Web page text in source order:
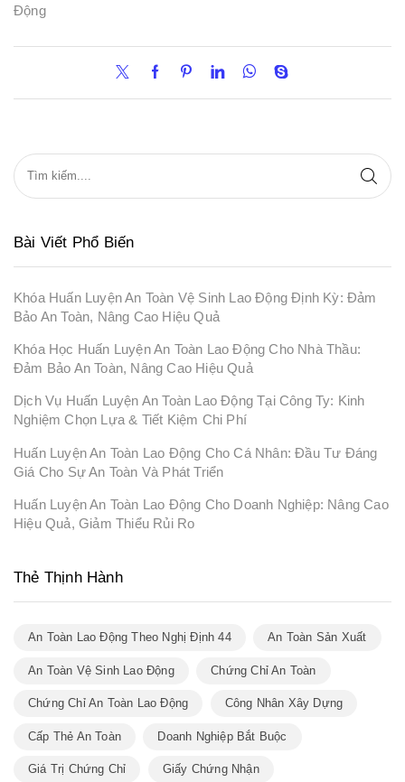
Động
Bài Viết Phổ Biến
Khóa Huấn Luyện An Toàn Vệ Sinh Lao Động Định Kỳ: Đảm
Bảo An Toàn, Nâng Cao Hiệu Quả
Khóa Học Huấn Luyện An Toàn Lao Động Cho Nhà Thầu:
Đảm Bảo An Toàn, Nâng Cao Hiệu Quả
Dịch Vụ Huấn Luyện An Toàn Lao Động Tại Công Ty: Kinh
Nghiệm Chọn Lựa & Tiết Kiệm Chi Phí
Huấn Luyện An Toàn Lao Động Cho Cá Nhân: Đầu Tư Đáng
Giá Cho Sự An Toàn Và Phát Triển
Huấn Luyện An Toàn Lao Động Cho Doanh Nghiệp: Nâng Cao
Hiệu Quả, Giảm Thiểu Rủi Ro
Thẻ Thịnh Hành
An Toàn Lao Động Theo Nghị Định 44 An Toàn Sản Xuất
An Toàn Vệ Sinh Lao Động Chứng Chỉ An Toàn
Chứng Chỉ An Toàn Lao Động Công Nhân Xây Dựng
Cấp Thẻ An Toàn Doanh Nghiệp Bắt Buộc
Giá Trị Chứng Chỉ Giấy Chứng Nhận